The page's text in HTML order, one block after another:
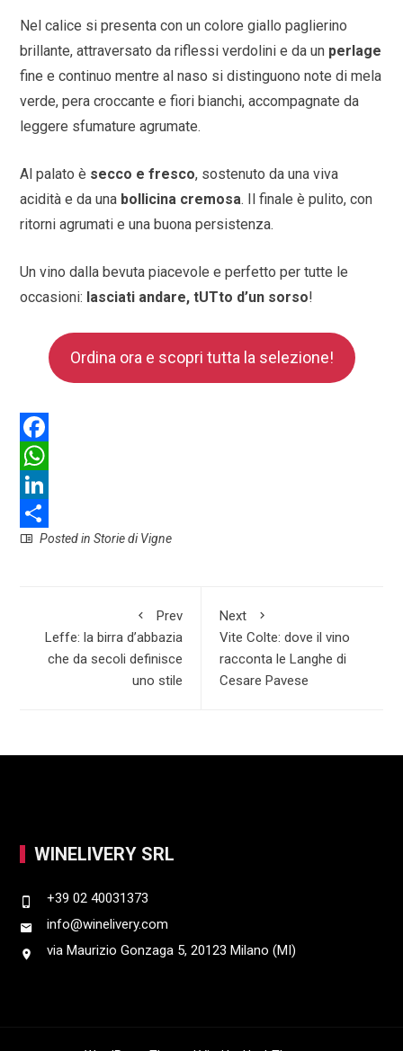
Nel calice si presenta con un colore giallo paglierino
brillante, attraversato da riflessi verdolini e da un perlage
fine e continuo mentre al naso si distinguono note di mela
verde, pera croccante e fiori bianchi, accompagnate da
leggere sfumature agrumate.
Al palato è secco e fresco, sostenuto da una viva
acidità e da una bollicina cremosa. Il finale è pulito, con
ritorni agrumati e una buona persistenza.
Un vino dalla bevuta piacevole e perfetto per tutte le
occasioni: lasciati andare, tUTto d’un sorso!
Ordina ora e scopri tutta la selezione!
F
a
c
e
W
h
a
L
iS
Posted inStorie di Vigne
Prev
Leffe: la birra d’abbazia
che da secoli definisce
uno stile
Next
Vite Colte: dove il vino
racconta le Langhe di
Cesare Pavese
WINELIVERY SRL
+39 02 40031373
info@winelivery.com
via Maurizio Gonzaga 5, 20123 Milano (MI)